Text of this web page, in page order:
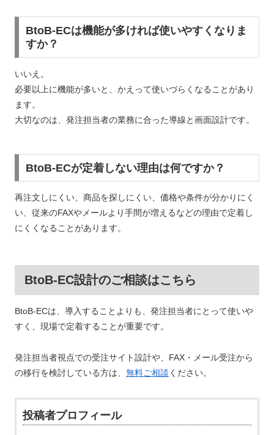
BtoB-ECは機能が多ければ使いやすくなりま
すか？
いいえ。
必要以上に機能が多いと、かえって使いづらくなることがあり
ます。
大切なのは、発注担当者の業務に合った導線と画面設計です。
BtoB-ECが定着しない理由は何ですか？
再注文しにくい、商品を探しにくい、価格や条件が分かりにく
い、従来のFAXやメールより手間が増えるなどの理由で定着し
にくくなることがあります。
BtoB-EC設計のご相談はこちら
BtoB-ECは、導入することよりも、発注担当者にとって使いや
すく、現場で定着することが重要です。
発注担当者視点での受注サイト設計や、FAX・メール受注から
の移行を検討している方は、 無料ご相談 ください。
投稿者プロフィール